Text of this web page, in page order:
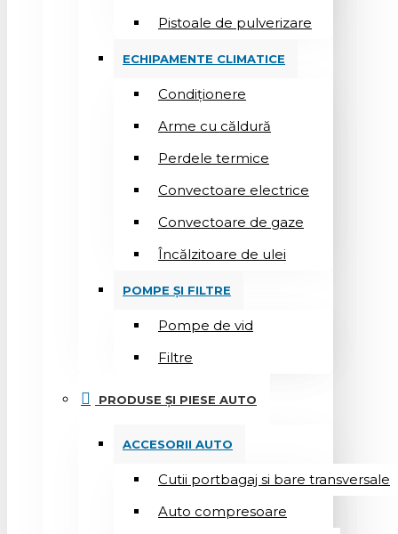
Pistoale de pulverizare
ECHIPAMENTE CLIMATICE
Condiționere
Arme cu căldură
Perdele termice
Convectoare electrice
Convectoare de gaze
Încălzitoare de ulei
POMPE ȘI FILTRE
Pompe de vid
Filtre
PRODUSE ȘI PIESE AUTO
ACCESORII AUTO
Cutii portbagaj si bare transversale
Auto compresoare